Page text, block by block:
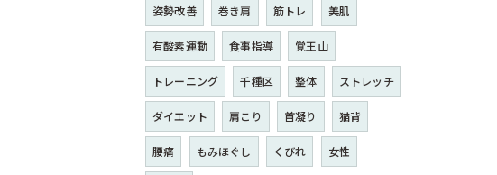
姿勢改善 巻き肩 筋トレ 美肌
有酸素運動 食事指導 覚王山
トレーニング 千種区 整体 ストレッチ
ダイエット 肩こり 首凝り 猫背
腰痛 もみほぐし くびれ 女性